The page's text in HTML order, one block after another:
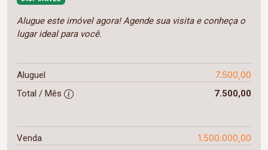
Alugue este imóvel agora! Agende sua visita e conheça o
lugar ideal para você.
Aluguel 7.500,00
Total / Mês 7.500,00
Venda 1.500.000,00